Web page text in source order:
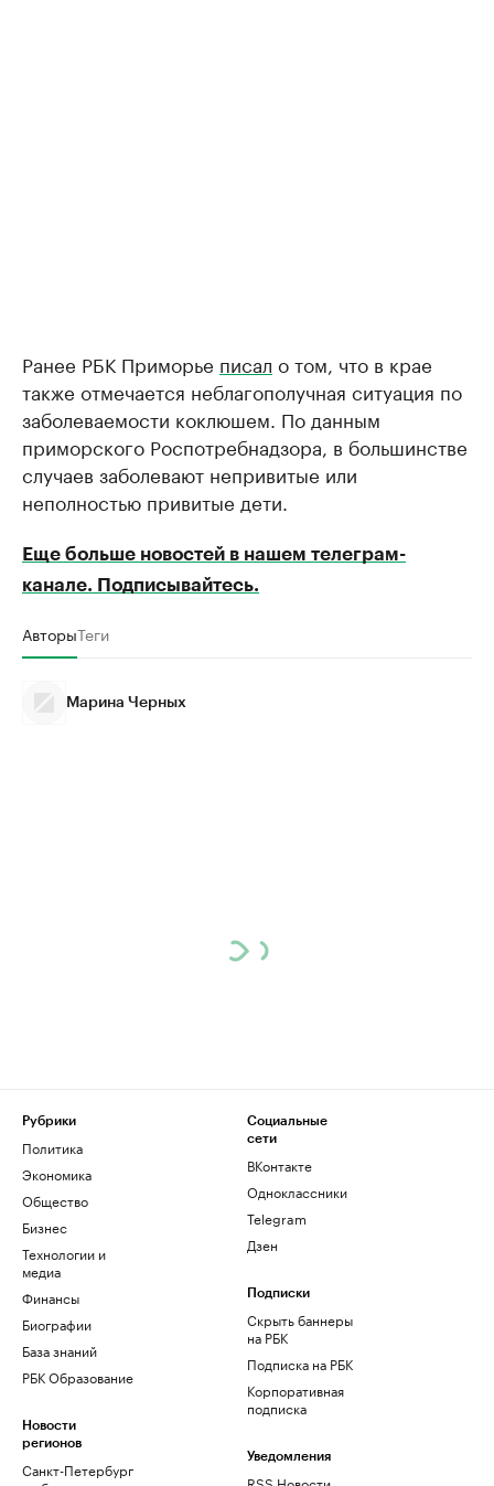
Ранее РБК Приморье писал о том, что в крае
также отмечается неблагополучная ситуация по
заболеваемости коклюшем. По данным
приморского Роспотребнадзора, в большинстве
случаев заболевают непривитые или
неполностью привитые дети.
Еще больше новостей в нашем телеграм-
канале. Подписывайтесь.
АвторыТеги
Марина Черных
Рубрики
Политика
Экономика
Общество
Бизнес
Технологии и
медиа
Финансы
Биографии
База знаний
РБК Образование
Новости
регионов
Санкт-Петербург
Социальные
сети
ВКонтакте
Одноклассники
Telegram
Дзен
Подписки
Скрыть баннеры
на РБК
Подписка на РБК
Корпоративная
подписка
Уведомления